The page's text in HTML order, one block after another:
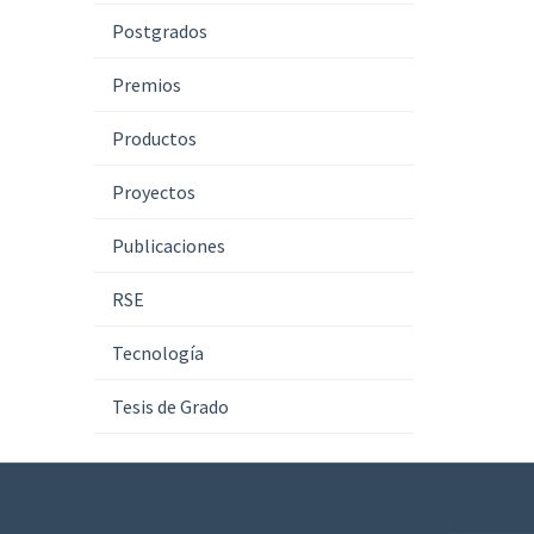
Postgrados
Premios
Productos
Proyectos
Publicaciones
RSE
Tecnología
Tesis de Grado